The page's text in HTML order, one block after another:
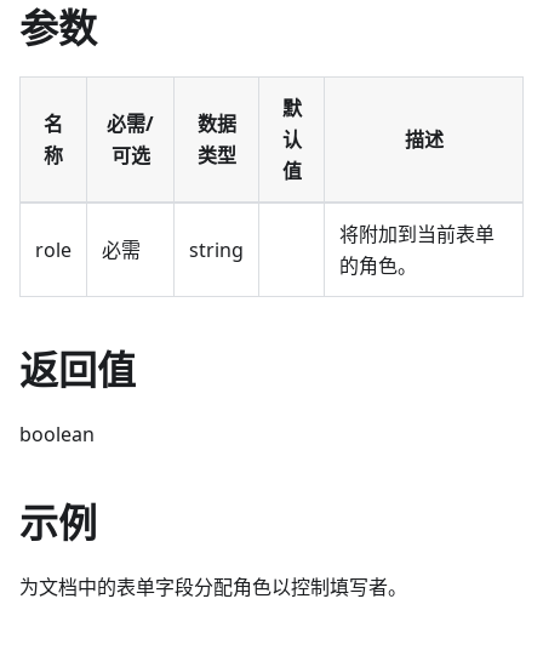
参数
名
称
必需/
可选
数据
类型
默
认
值
描述
role 必需 string
将附加到当前表单
的角色。
返回值
boolean
示例
为文档中的表单字段分配角色以控制填写者。